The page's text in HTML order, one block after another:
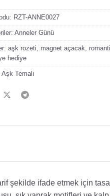
RZT-ANNE0027
Anneler Günü
aşk rozeti magnet açacak ,
hediye
Aşk Temalı
şekilde ifade etmek için